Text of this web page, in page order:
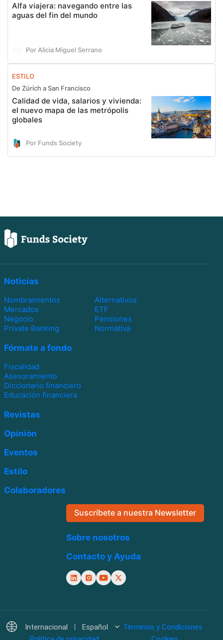
Alfa viajera: navegando entre las
aguas del fin del mundo
Por Alicia Miguel Serrano
ESTILO
De Zúrich a San Francisco
Calidad de vida, salarios y vivienda:
el nuevo mapa de las metrópolis
globales
Por Funds Society
Noticias
Nombramientos
Alternativos
Mercados
ETF
Negocio
Pensiones
Private Banking
Normativa
Fórmate a fondo
Fiscalidad
Asesoramiento
Diccionario financiero
Educación financiera
Revistas
Opinión
Eventos
Estilo
Colaboradores
Suscríbete a nuestra Newsletter
Sobre nosotros
Contacto y Ayuda
Internacional Español
Términos y Condiciones